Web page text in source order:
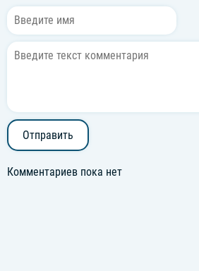
Отправить
Комментариев пока нет